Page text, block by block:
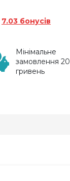
7.03 бонусів
Мінімальне
замовлення
гривень